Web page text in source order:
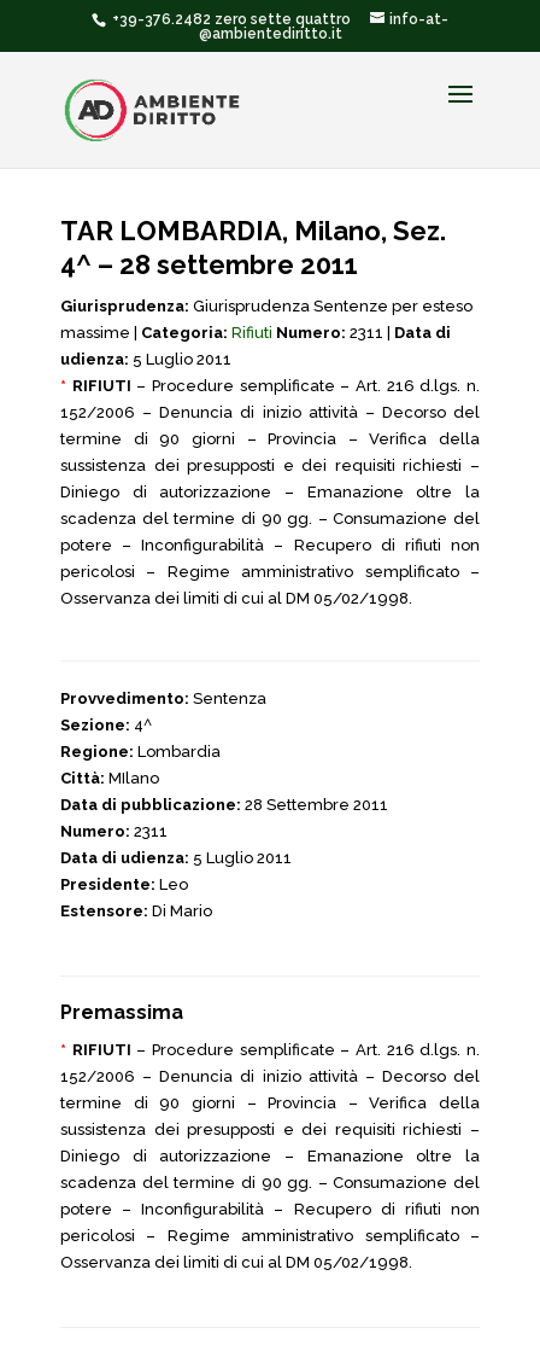
+39-376.2482 zero sette quattro
info-at-
@ambientediritto.it
TAR LOMBARDIA, Milano, Sez.
4^ – 28 settembre 2011
Giurisprudenza: Giurisprudenza Sentenze per esteso
massime | Categoria: Rifiuti Numero: 2311 | Data di
udienza: 5 Luglio 2011
* RIFIUTI – Procedure semplificate – Art. 216 d.lgs. n.
152/2006 – Denuncia di inizio attività – Decorso del
termine di 90 giorni – Provincia – Verifica della
sussistenza dei presupposti e dei requisiti richiesti –
Diniego di autorizzazione – Emanazione oltre la
scadenza del termine di 90 gg. – Consumazione del
potere – Inconfigurabilità – Recupero di rifiuti non
pericolosi – Regime amministrativo semplificato –
Osservanza dei limiti di cui al DM 05/02/1998.
Provvedimento: Sentenza
Sezione: 4^
Regione: Lombardia
Città: MIlano
Data di pubblicazione: 28 Settembre 2011
Numero: 2311
Data di udienza: 5 Luglio 2011
Presidente: Leo
Estensore: Di Mario
Premassima
* RIFIUTI – Procedure semplificate – Art. 216 d.lgs. n.
152/2006 – Denuncia di inizio attività – Decorso del
termine di 90 giorni – Provincia – Verifica della
sussistenza dei presupposti e dei requisiti richiesti –
Diniego di autorizzazione – Emanazione oltre la
scadenza del termine di 90 gg. – Consumazione del
potere – Inconfigurabilità – Recupero di rifiuti non
pericolosi – Regime amministrativo semplificato –
Osservanza dei limiti di cui al DM 05/02/1998.